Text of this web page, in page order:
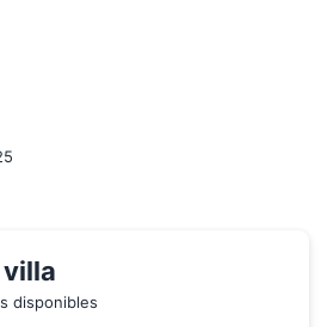
disponibles